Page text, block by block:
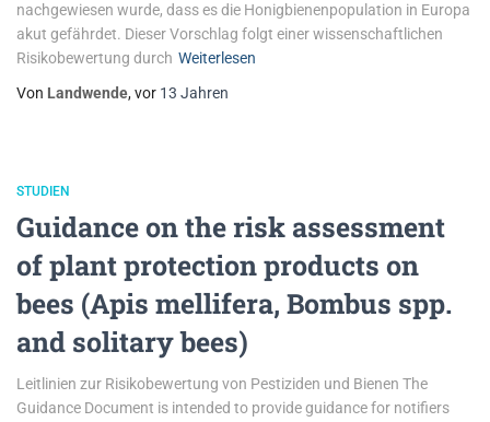
nachgewiesen wurde, dass es die Honigbienenpopulation in Europa
akut gefährdet. Dieser Vorschlag folgt einer wissenschaftlichen
Risikobewertung durch Weiterlesen
Von Landwende, vor 13 Jahren
STUDIEN
Guidance on the risk assessment
of plant protection products on
bees (Apis mellifera, Bombus spp.
and solitary bees)
Leitlinien zur Risikobewertung von Pestiziden und Bienen The
Guidance Document is intended to provide guidance for notifiers